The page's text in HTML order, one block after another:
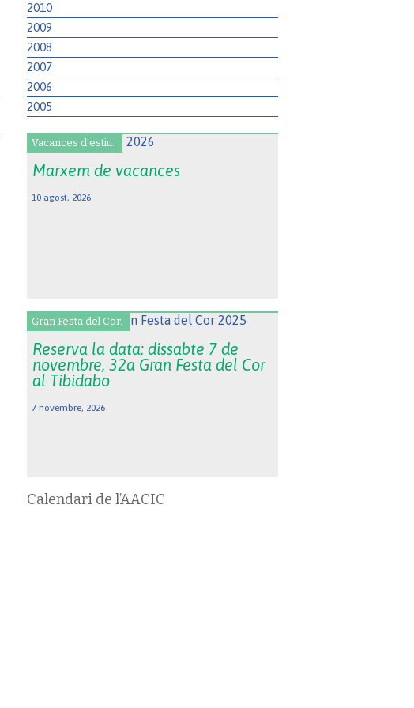
2010
2009
2008
2007
2006
2005
Vacances d'estiu.
Marxem de vacances
10 agost, 2026
Gran Festa del Cor.
Reserva la data: dissabte 7 de
novembre, 32a Gran Festa del Cor
al Tibidabo
7 novembre, 2026
Calendari de l’AACIC